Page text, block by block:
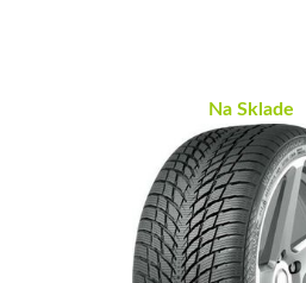
Na Sklade